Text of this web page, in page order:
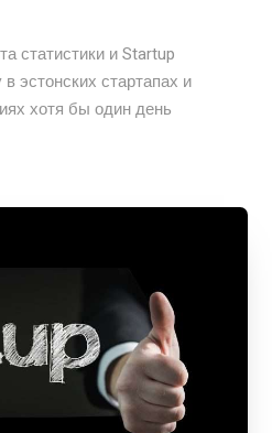
статистики и Startup
эстонских стартапах и
хотя бы один день